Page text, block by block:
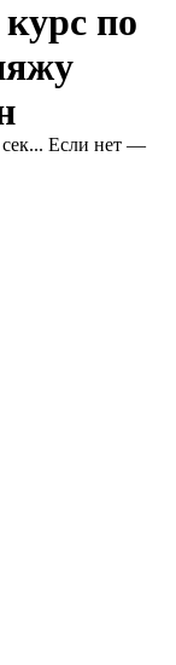
по
сек... Если нет —